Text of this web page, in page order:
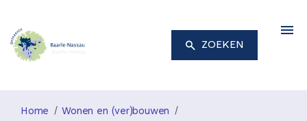
ZOEKEN
Home Wonen en (ver)bouwen